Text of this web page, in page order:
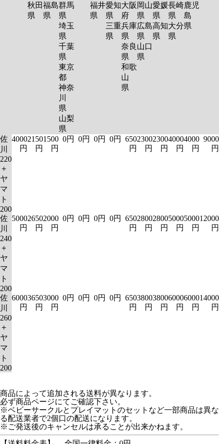
秋田
県
福島
県
群馬
県
埼玉
県
千葉
県
東京
都
神奈
川
県
山梨
県
福井
県
愛知
県
三重
県
大阪
府
兵庫
県
奈良
県
和歌
山
県
岡山
県
広島
県
山口
県
愛媛
県
高知
県
長崎
県
大分
県
鹿児
島
県
佐
川
220
＋
ヤ
マ
ト
200
4000
円
2150
円
1500
円
0円 0円 0円 0円
650
円
2300
円
2300
円
4000
円
4000
円
9000
円
佐
川
240
＋
ヤ
マ
ト
200
5000
円
2650
円
2000
円
0円 0円 0円 0円
650
円
2800
円
2800
円
5000
円
5000
円
12000
円
佐
川
260
＋
ヤ
マ
ト
200
6000
円
3650
円
3000
円
0円 0円 0円 0円
650
円
3800
円
3800
円
6000
円
6000
円
14000
円
商品によって追加される送料が異なります。
必ず商品ページにてご確認下さい。
※ベビーサークルとプレイマットのセットなど一部商品は異な
る配送業者で2個口の配送になります。
※ご発送後のキャンセルは承ることが出来かねます。